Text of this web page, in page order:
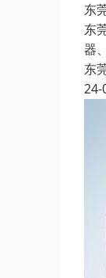
东
东
器
东
24-